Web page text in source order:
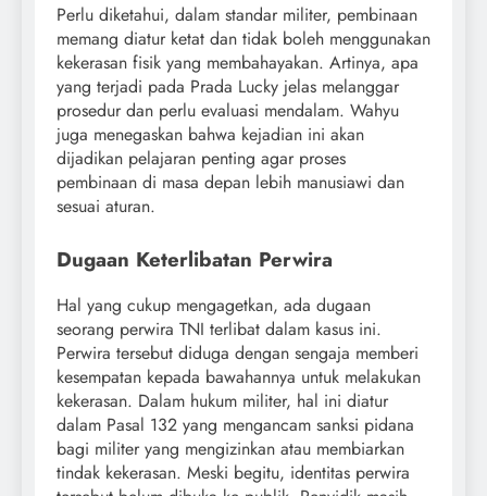
Perlu diketahui, dalam standar militer, pembinaan
memang diatur ketat dan tidak boleh menggunakan
kekerasan fisik yang membahayakan. Artinya, apa
yang terjadi pada Prada Lucky jelas melanggar
prosedur dan perlu evaluasi mendalam. Wahyu
juga menegaskan bahwa kejadian ini akan
dijadikan pelajaran penting agar proses
pembinaan di masa depan lebih manusiawi dan
sesuai aturan.
Dugaan Keterlibatan Perwira
Hal yang cukup mengagetkan, ada dugaan
seorang perwira TNI terlibat dalam kasus ini.
Perwira tersebut diduga dengan sengaja memberi
kesempatan kepada bawahannya untuk melakukan
kekerasan. Dalam hukum militer, hal ini diatur
dalam Pasal 132 yang mengancam sanksi pidana
bagi militer yang mengizinkan atau membiarkan
tindak kekerasan. Meski begitu, identitas perwira